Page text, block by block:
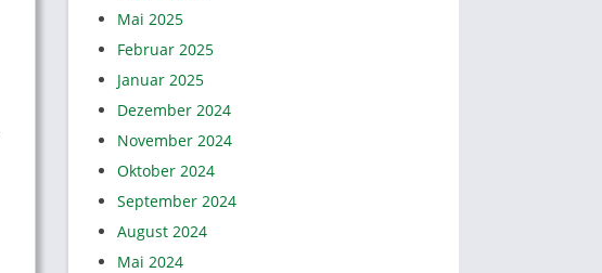
Mai 2025
Februar 2025
Januar 2025
Dezember 2024
November 2024
Oktober 2024
September 2024
August 2024
Mai 2024